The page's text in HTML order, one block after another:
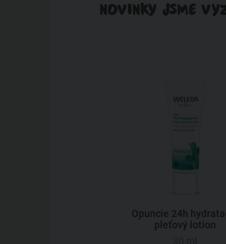
NOVINKY JSME
Opuncie 24h
pleťový lotion